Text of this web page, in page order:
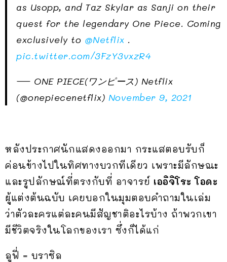
as Usopp, and Taz Skylar as Sanji on their
quest for the legendary One Piece. Coming
exclusively to @Netflix .
pic.twitter.com/3FzY3vxzR4
— ONE PIECE(ワンピース) Netflix
(@onepiecenetflix) November 9, 2021
หลังประกาศนักแสดงออกมา กระแสตอบรับก็
ค่อนข้างไปในทิศทางบวกทีเดียว เพราะมีลักษณะ
และรูปลักษณ์ที่ตรงกับที่ อาจารย์ เออิจิโระ โอดะ
ผู้แต่งต้นฉบับ เคยบอกในมุมตอบคำถามในเล่ม
ว่าตัวละครแต่ละคนมีสัญชาติอะไรบ้าง ถ้าพวกเขา
มีชีวิตจริงในโลกของเรา ซึ่งก็ได้แก่
ลูฟี่ = บราซิล